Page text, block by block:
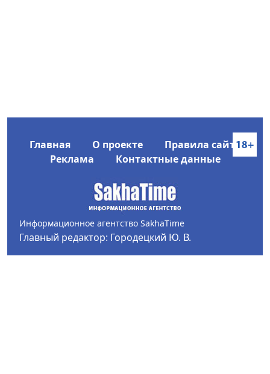
Главная О проекте
Правила сайта
Реклама
Контактные данные
Информационное агентство SakhaTime
Главный редактор: Городецкий Ю. В.